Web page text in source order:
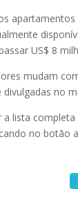
US$ 8
mudam
divulgadas no
a lista
no botão